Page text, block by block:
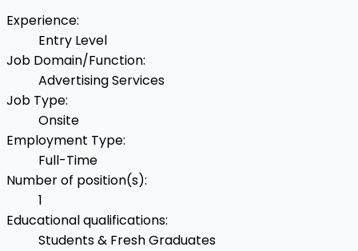
Experience:
Entry Level
Job Domain/Function:
Advertising Services
Job Type:
Onsite
Employment Type:
Full-Time
Number of position(s):
1
Educational qualifications:
Students & Fresh Graduates